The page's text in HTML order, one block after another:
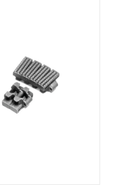
שרשראות, גלגלי
רצועות וי, רצועות